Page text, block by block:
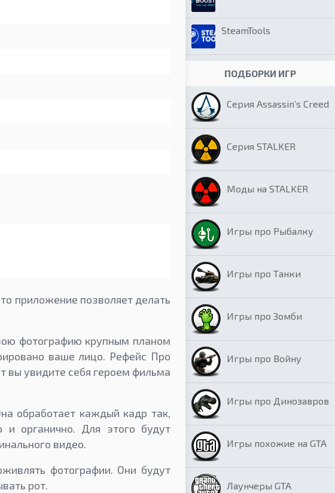
приложение позволяет делать
фотографию крупным планом
ваше лицо. Рефейс Про
вы увидите себя героем фильма
обработает каждый кадр так,
и органично. Для этого будут
видео.
фотографии. Они будут
рот.
SteamTools
ПОДБОРКИ ИГР
Серия Assassin’s Creed
Серия STALKER
Моды на STALKER
Игры про Рыбалку
Игры про Танки
Игры про Зомби
Игры про Войну
Игры про Динозавров
Игры похожие на GTA
Лаунчеры GTA